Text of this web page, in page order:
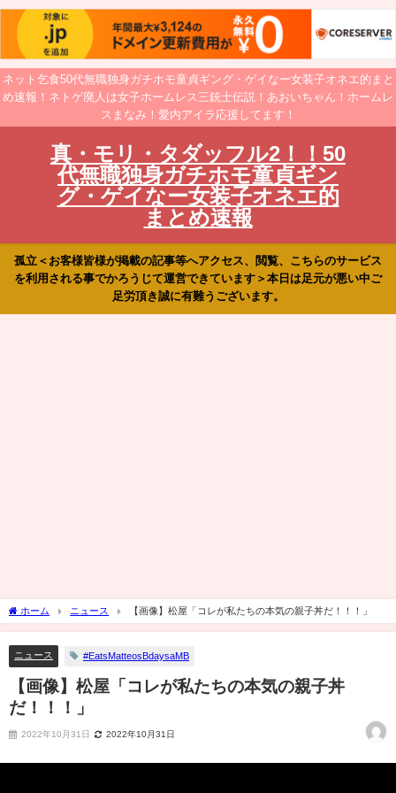
ネット乞食50代無職独身ガチホモ童貞ギング・ゲイなー女装子オネエ的まと
め速報！ネトゲ廃人は女子ホームレス三銃士伝説！あおいちゃん！ホームレ
スまなみ！愛内アイラ応援してます！
真・モリ・タダッフル2！！50
代無職独身ガチホモ童貞ギン
グ・ゲイなー女装子オネエ的
まとめ速報
孤立＜お客様皆様が掲載の記事等へアクセス、閲覧、こちらのサービス
を利用される事でかろうじて運営できています＞本日は足元が悪い中ご
足労頂き誠に有難うございます。
ホーム ニュース 【画像】松屋「コレが私たちの本気の親子丼だ！！！」
ニュース #EatsMatteosBdaysaMB
【画像】松屋「コレが私たちの本気の親子丼
だ！！！」
2022年10月31日 2022年10月31日